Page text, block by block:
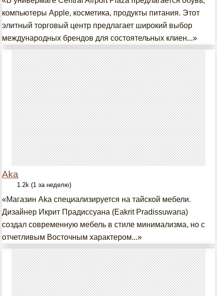
компьютеры Apple, косметика, продукты питания. Этот
элитный торговый центр предлагает широкий выбор
международных брендов для состоятельных клиен...»
Aka
1.2k (1 за неделю)
«Магазин Aka специализируется на тайской мебели.
Дизайнер Икрит Прадиссуана (Eakrit Pradissuwana)
создал современную мебель в стиле минимализма, но с
отчетливым Восточным характером...»